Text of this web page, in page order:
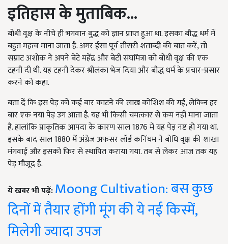
इतिहास के मुताबिक...
बोधी वृक्ष के नीचे ही भगवान बुद्ध को ज्ञान प्राप्त हुआ था. इसका बौद्ध धर्म में
बहुत महत्व माना जाता है. अगर ईसा पूर्व तीसरी शताब्दी की बात करें, तो
सम्राट अशोक ने अपने बेटे महेंद्र और बेटी संघमित्रा को बोधी वृक्ष की एक
टहनी दी थी. यह टहनी देकर श्रीलंका भेज दिया और बौद्ध धर्म के प्रचार-प्रसार
करने को कहा.
बता दें कि इस पेड़ को कई बार काटने की लाख कोशिश की गई, लेकिन हर
बार एक नया पेड़ उग आता है. यह भी किसी चमत्कार से कम नहीं माना जाता
है. हालांकि प्राकृतिक आपदा के कारण साल 1876 में यह पेड़ नष्ट हो गया था.
इसके बाद साल 1880 में अंग्रेज अफसर लॉर्ड कनिंघम ने बोधि वृक्ष की शाखा
मंगवाई और इसको फिर से स्थापित कराया गया. तब से लेकर आज तक यह
पेड़ मौजूद है.
ये खबर भी पढ़ें:Moong Cultivation: बस कुछ
दिनों में तैयार होंगी मूंग की ये नई किस्में,
मिलेगी ज्यादा उपज